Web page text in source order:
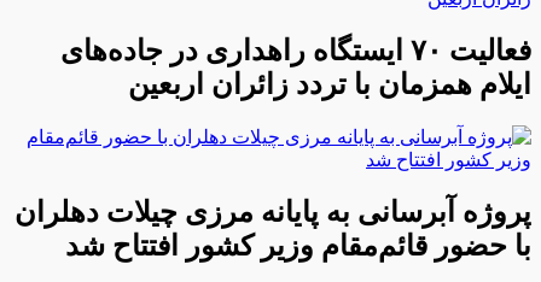
فعالیت ۷۰ ایستگاه راهداری در جاده‌های
ایلام همزمان با تردد زائران اربعین
پروژه آبرسانی به پایانه مرزی چیلات دهلران
با حضور قائم‌مقام وزیر کشور افتتاح شد